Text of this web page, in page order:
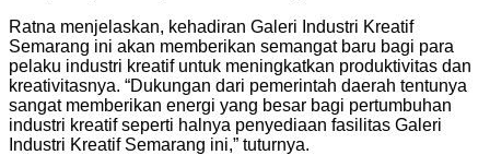
Ratna menjelaskan, kehadiran Galeri Industri Kreatif
Semarang ini akan memberikan semangat baru bagi para
pelaku industri kreatif untuk meningkatkan produktivitas dan
kreativitasnya. “Dukungan dari pemerintah daerah tentunya
sangat memberikan energi yang besar bagi pertumbuhan
industri kreatif seperti halnya penyediaan fasilitas Galeri
Industri Kreatif Semarang ini,” tuturnya.